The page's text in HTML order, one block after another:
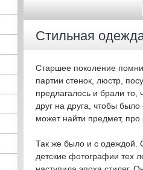
Стильная
Старшее поколение
партии стенок, люстр,
предлагалось и брали то,
друг на друга, чтобы
может найти предмет, про
Так же было и с одеждой.
детские фотографии тех